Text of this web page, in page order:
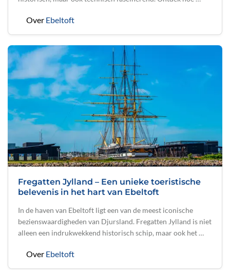
Over Ebeltoft
Fregatten Jylland – Een unieke toeristische
belevenis in het hart van Ebeltoft
In de haven van Ebeltoft ligt een van de meest iconische
bezienswaardigheden van Djursland. Fregatten Jylland is niet
alleen een indrukwekkend historisch schip, maar ook het …
Over Ebeltoft